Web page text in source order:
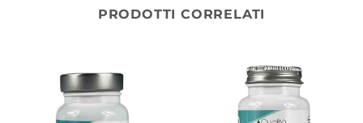
PRODOTTI CORRELATI